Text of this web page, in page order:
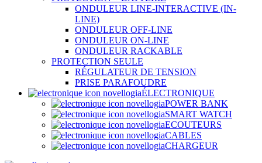
ONDULEUR LINE-INTERACTIVE (IN-
LINE)
ONDULEUR OFF-LINE
ONDULEUR ON-LINE
ONDULEUR RACKABLE
PROTECTION SEULE
RÉGULATEUR DE TENSION
PRISE PARAFOUDRE
ÉLECTRONIQUE
POWER BANK
SMART WATCH
ECOUTEURS
CABLES
CHARGEUR